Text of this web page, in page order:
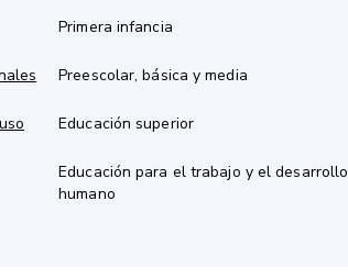
Primera infancia
Preescolar, básica y media
Educación superior
Educación para el trabajo y el desarrollo
humano